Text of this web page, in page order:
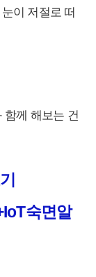
이 저절로 떠
함께 해보는 건
숙면알